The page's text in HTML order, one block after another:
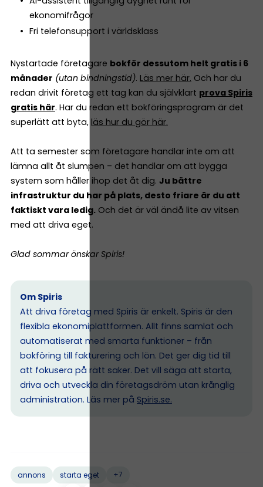
ekonomifrågor
Fri telefonsupport i världsklass
Nystartade företagare bokför dessutom helt gratis i 6
månader (utan bindningstid). Läs mer här. Och har du
redan drivit företag ett tag kan du självklart prova Spiris
gratis här. Har du redan ett bokföringsprogram är det
superlätt att byta, läs hur du gör här.
Att ta semester som företagare handlar inte om att
lämna allt åt slumpen – det handlar om att bygga
system som håller ihop det åt dig. Ju bättre
infrastruktur du har på plats, desto friare är du att
faktiskt vara ledig. Och det är väl ändå lite av vitsen
med att driva eget.
Glad sommar önskar Spiris!
Om Spiris
Att driva företag med Spiris är enkelt. Spiris är den
flexibla ekonomiplattformen. Allt finns samlat och
automatiserat med smarta funktioner – från
bokföring till fakturering och lön. Det ger dig tid till
att fokusera på rätt saker. Det vill säga att starta,
driva och utveckla din företagsdröm utan krånglig
administration. Läs mer på Spiris.se.
annons starta eget
+7